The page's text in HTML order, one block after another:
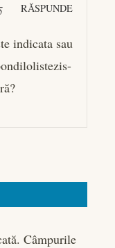
RĂSPUNDE
indicata sau
Câmpurile